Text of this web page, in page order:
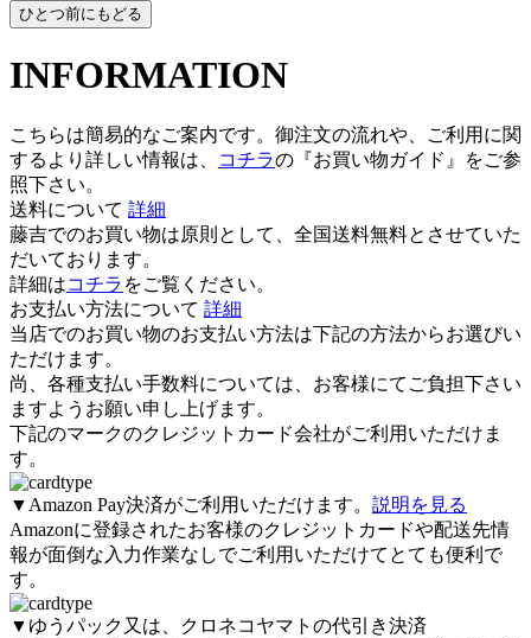
INFORMATION
こちらは簡易的なご案内です。御注文の流れや、ご利用に関
するより詳しい情報は、
コチラの『お買い物ガイド』をご参
照下さい。
送料について 詳細
藤吉でのお買い物は原則として、全国送料無料とさせていた
だいております。
詳細はコチラ をご覧ください。
お支払い方法について 詳細
当店でのお買い物のお支払い方法は下記の方法からお選びい
ただけます。
尚、各種支払い手数料については、お客様にてご負担下さい
ますようお願い申し上げます。
下記のマークのクレジットカード会社がご利用いただけま
す。
▼Amazon Pay決済がご利用いただけます。 説明を見る
Amazonに登録されたお客様のクレジットカードや配送先情
報が面倒な入力作業なしでご利用いただけてとても便利で
す。
▼ ゆうパック又は、クロネコヤマト の代引き決済